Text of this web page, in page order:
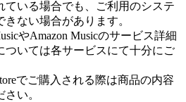
ている場合でも、ご利用のシステ
ない場合があります。
やAmazon Musicのサービス詳細
ついては各サービスにて十分にご
でご購入される際は商品の内容
い。